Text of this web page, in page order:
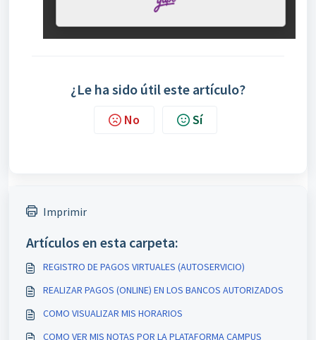
¿Le ha sido útil este artículo?
No Sí
Imprimir
Artículos en esta carpeta:
REGISTRO DE PAGOS VIRTUALES (AUTOSERVICIO)
REALIZAR PAGOS (ONLINE) EN LOS BANCOS AUTORIZADOS
COMO VISUALIZAR MIS HORARIOS
COMO VER MIS NOTAS POR LA PLATAFORMA CAMPUS